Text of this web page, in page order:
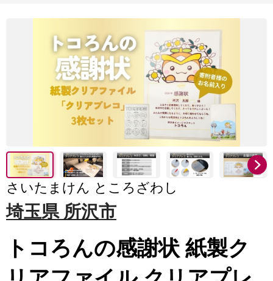
さいたまけん ところざわし
埼玉県 所沢市
トコろんの感謝状 紙製ク